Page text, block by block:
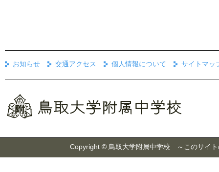
お知らせ 交通アクセス 個人情報について サイトマッ
Copyright © 鳥取大学附属中学校 ～このサイト